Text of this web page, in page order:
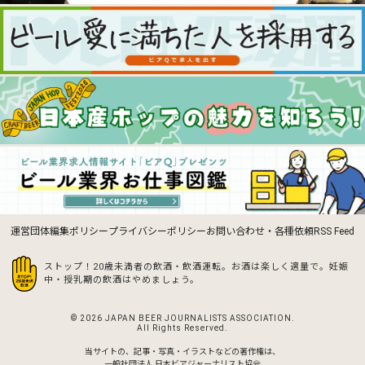
運営団体編集ポリシープライバシーポリシーお問い合わせ・各種依頼RSS Feed
ストップ！20歳未満者の飲酒・飲酒運転。お酒は楽しく適量で。 妊娠
中・授乳期の飲酒はやめましょう。
© 2026 JAPAN BEER JOURNALISTS ASSOCIATION.
All Rights Reserved.
当サイトの、記事・写真・イラストなどの著作権は、